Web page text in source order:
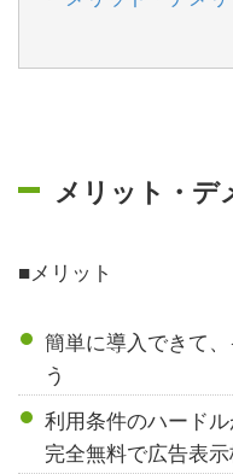
メリット・デ
■メリット
簡単に導入できて
う
利用条件のハード
完全無料で広告表